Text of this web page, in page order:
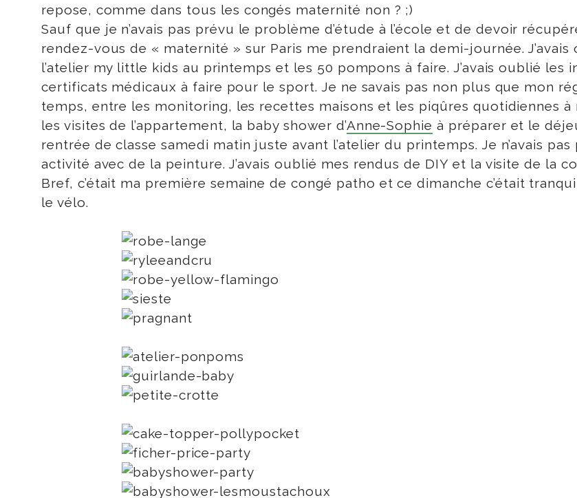
repose, comme dans tous les congés maternité non ? ;)
Sauf que je n’avais pas prévu le problème d’étude à l’école et de devoir
rendez-vous de « maternité » sur Paris me prendraient la demi-journée.
l’atelier my little kids au printemps et les 50 pompons à faire. J’avais oublié les
certificats médicaux à faire pour le sport. Je ne savais pas non plus que mon
temps, entre les monitoring, les recettes maisons et les piqûres quotidiennes à
les visites de l’appartement, la baby shower d’Anne-Sophie à préparer et le
rentrée de classe samedi matin juste avant l’atelier du printemps. Je n’avais
activité avec de la peinture. J’avais oublié mes rendus de DIY et la visite de la
Bref, c’était ma première semaine de congé patho et ce dimanche c’était
le vélo.